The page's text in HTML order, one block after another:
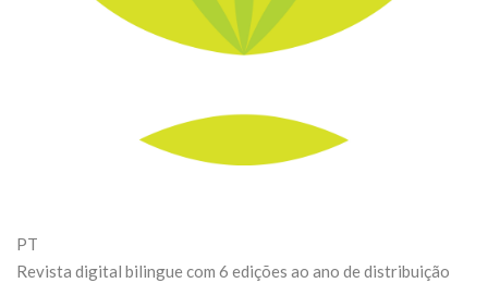
PT
Revista digital bilingue com 6 edições ao ano de distribuição